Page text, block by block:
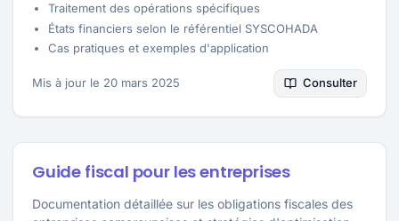
Traitement des opérations spécifiques
États financiers selon le référentiel SYSCOHADA
Cas pratiques et exemples d'application
Mis à jour le 20 mars 2025 Consulter
Guide fiscal pour les entreprises
Documentation détaillée sur les obligations fiscales des